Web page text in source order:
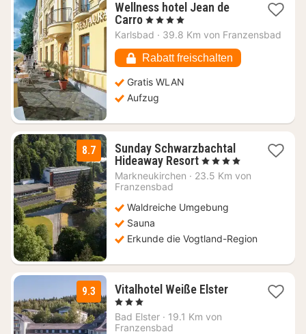
Wellness hotel Jean de
Carro1
Nacht
83,64
€
, 4 Sterne
Karlsbad · 39.8 Km von Franzensbad
Rabatt freischalten
Gratis WLAN
Aufzug
8.7
Sunday Schwarzbachtal
Hideaway Resort1
Nacht
€
, 4 Sterne
Markneukirchen · 23.5 Km von
Franzensbad
Waldreiche Umgebung
Sauna
Erkunde die Vogtland-Region
9.3 Vitalhotel Weiße Elster1
, 3 Sterne
Bad Elster · 19.1 Km von
Franzensbad